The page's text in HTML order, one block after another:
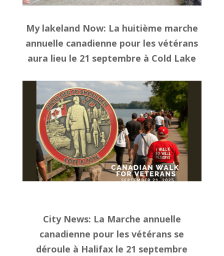
My lakeland Now: La huitième marche
annuelle canadienne pour les vétérans
aura lieu le 21 septembre à Cold Lake
City News: La Marche annuelle
canadienne pour les vétérans se
déroule à Halifax le 21 septembre